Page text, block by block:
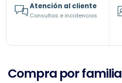
Atención al cliente
Consultas e incidencias
Compra por familia